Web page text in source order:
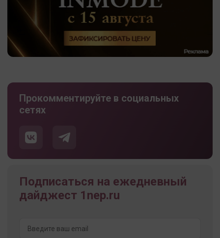
Прокомментируйте в социальных
сетях
Подписаться на ежедневный
дайджест 1nep.ru